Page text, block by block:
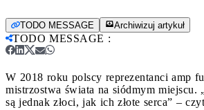
TODO MESSAGE Archiwizuj artykuł
TODO MESSAGE :
W 2018 roku polscy reprezentanci amp
mistrzostwa świata na siódmym miejscu.
są jednak złoci, jak ich złote serca” –